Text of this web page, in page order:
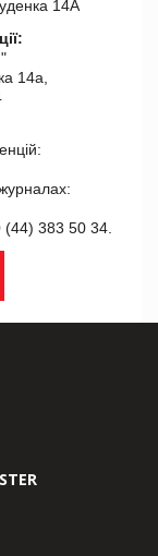
14А
14а,
(44) 383 50 34.